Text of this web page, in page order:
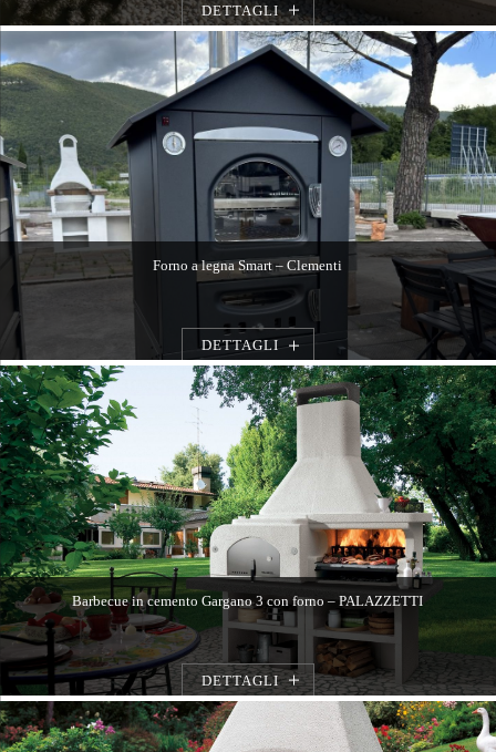
DETTAGLI
Forno a legna Smart – Clementi
DETTAGLI
Barbecue in cemento Gargano 3 con forno – PALAZZETTI
DETTAGLI